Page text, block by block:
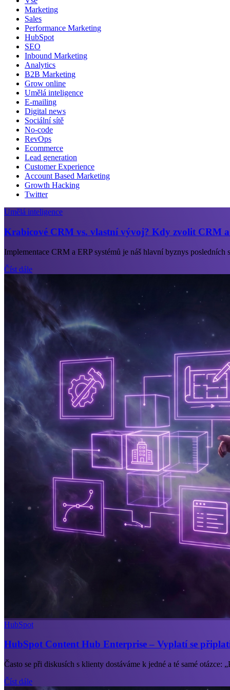
Marketing
Sales
Performance Marketing
HubSpot
SEO
Inbound Marketing
Analytics
B2B Marketing
Grow online
Umělá inteligence
E-mailing
Digital news
Sociální sítě
No-code
RevOps
Ecommerce
Lead generation
Customer Experience
Account Based Marketing
Growth Hacking
Twitter
Umělá inteligence
Krabicové CRM vs. vlastní vývoj? Kdy zvolit CRM
Implementace CRM a ERP systémů je náš hlavní byznys posledních
Číst dále
HubSpot
HubSpot Content Hub Enterprise – Vyplatí se
Často se při diskusích s klienty dostáváme k jedné a té samé otázce:
Číst dále